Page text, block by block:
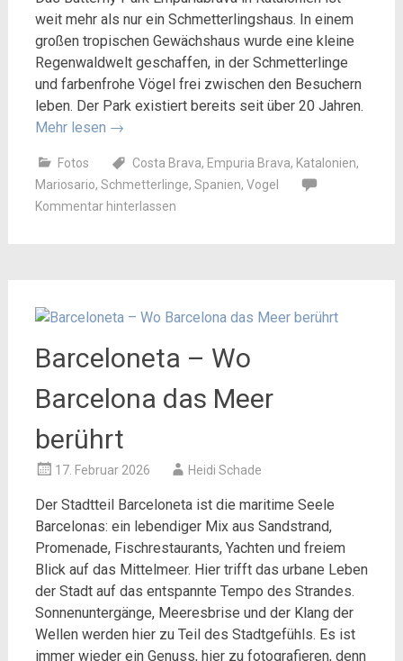
weit mehr als nur ein Schmetterlingshaus. In einem
großen tropischen Gewächshaus wurde eine kleine
Regenwaldwelt geschaffen, in der Schmetterlinge
und farbenfrohe Vögel frei zwischen den Besuchern
leben. Der Park existiert bereits seit über 20 Jahren.
Mehr lesen →
Fotos Costa Brava, Empuria Brava, Katalonien,
Mariosario, Schmetterlinge, Spanien, Vogel
Kommentar hinterlassen
Barceloneta – Wo
Barcelona das Meer
berührt
17. Februar 2026 Heidi Schade
Der Stadtteil Barceloneta ist die maritime Seele
Barcelonas: ein lebendiger Mix aus Sandstrand,
Promenade, Fischrestaurants, Yachten und freiem
Blick auf das Mittelmeer. Hier trifft das urbane Leben
der Stadt auf das entspannte Tempo des Strandes.
Sonnenuntergänge, Meeresbrise und der Klang der
Wellen werden hier zu Teil des Stadtgefühls. Es ist
immer wieder ein Genuss, hier zu fotografieren, denn